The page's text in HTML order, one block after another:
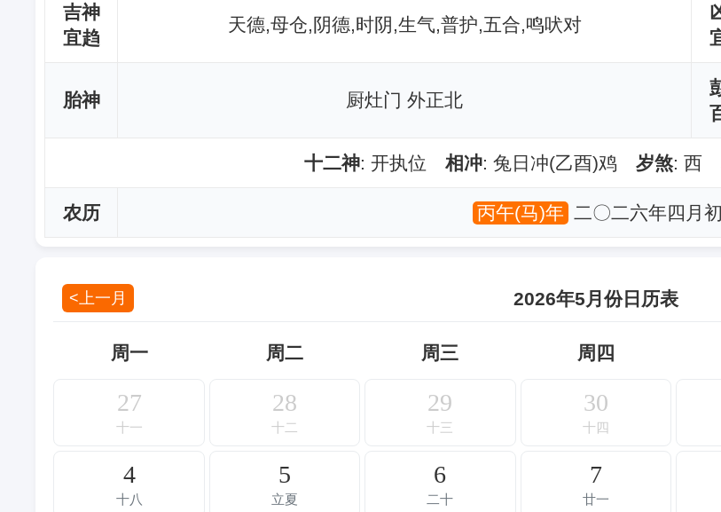
吉神
宜趋
天德,母仓,阴德,时阴,生气,普护,五合,鸣吠对
胎神 厨灶门 外正北
十二神: 开执位相冲: 兔日冲(乙酉)鸡岁煞: 西
农历 丙午(马)年 二〇二六年四月
<上一月 2026年5月份日历表
周一 周二 周三 周四
27
十一
28
十二
29
十三
30
十四
4
十八
5
立夏
6
二十
7
廿一